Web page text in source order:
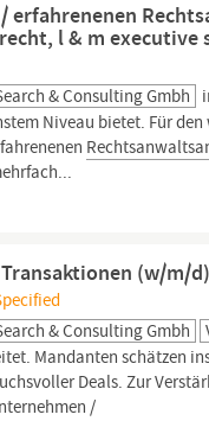
erfahrenenen
l & m executive
& Consulting Gmbh
Niveau bietet. Für
(w/m/d)
& Consulting Gmbh
Mandanten schätzen
Deals. Zur
/